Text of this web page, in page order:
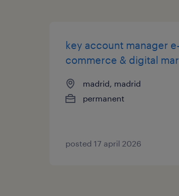
key account manager e-
commerce & digital
madrid, madrid
permanent
posted 17 april 2026